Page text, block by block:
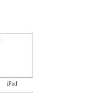
iPad